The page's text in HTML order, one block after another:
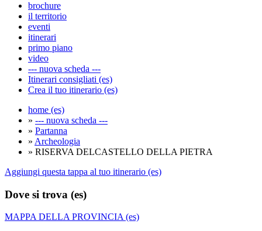
brochure
il territorio
eventi
itinerari
primo piano
video
--- nuova scheda ---
Itinerari consigliati (es)
Crea il tuo itinerario (es)
home (es)
» --- nuova scheda ---
» Partanna
» Archeologia
» RISERVA DELCASTELLO DELLA PIETRA
Aggiungi questa tappa al tuo itinerario (es)
Dove si trova (es)
MAPPA DELLA PROVINCIA (es)